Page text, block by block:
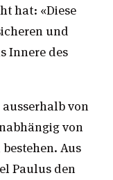
hat: «Diese
und
Innere des
von
von
Aus
Paulus den